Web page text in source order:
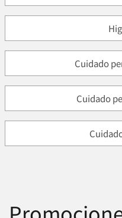
Cuidado
Cuidado